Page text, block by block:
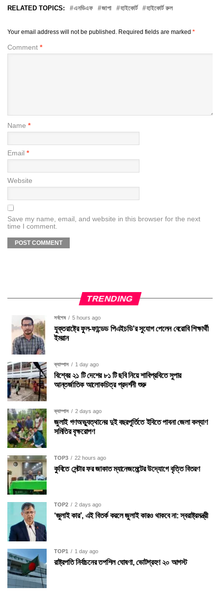
RELATED TOPICS: এনডিএফ জাপা হাইকোর্ট হাইকোর্ট রুল
Your email address will not be published. Required fields are marked *
Comment *
Name *
Email *
Website
Save my name, email, and website in this browser for the next
time I comment.
TRENDING
সর্বশেষ 5 hours ago
যুক্তরাষ্ট্রে ফুল-ফান্ডেড পিএইচডি’র সুযোগ পেলেন বেরোবি শিক্ষার্থী
ইমরান
ক্যাম্পাস 1 day ago
বিশ্বের ২১ টি দেশের ৮১ টি ছবি নিয়ে শাবিপ্রবিতে সুপার
আন্তর্জাতিক আলোকচিত্র প্রদর্শনী শুরু
ক্যাম্পাস 2 days ago
জুলাই গণঅভ্যুত্থানের দুই বছরপূর্তিতে ইবিতে পাবনা জেলা কল্যাণ
সমিতির বৃক্ষরোপণ
TOP3 22 hours ago
কুবিতে সেন্টার ফর জাকাত ম্যানেজমেন্টের উদ্যোগে বৃত্তি বিতরণ
TOP2 2 days ago
‘জুলাই কার’, এই বিতর্ক করলে জুলাই কারও থাকবে না: স্বরাষ্ট্রমন্ত্রী
TOP1 1 day ago
রাষ্ট্রপতি নির্বাচনের তপশিল ঘোষণা, ভোটগ্রহণ ২০ আগস্ট